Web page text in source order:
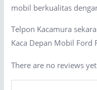
mobil berkualitas
Telpon Kacamura
Kaca Depan Mobil Ford
There are no reviews